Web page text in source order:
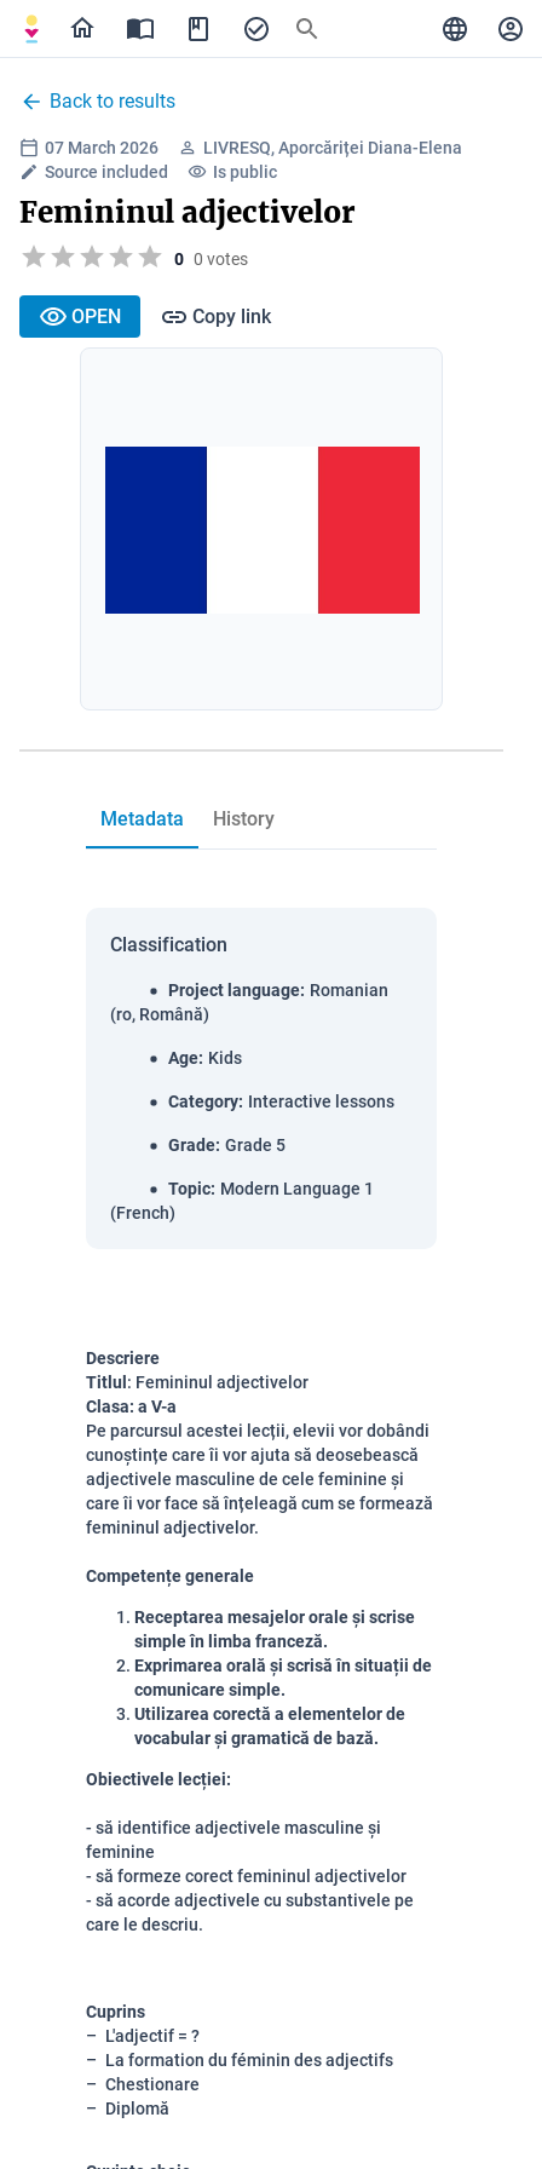
Back to results
07 March 2026
LIVRESQ, Aporcăriței Diana-Elena
Source included
Is public
Femininul adjectivelor
0 0 votes
OPEN Copy link
Metadata History
Classification
Project language: Romanian
(ro, Română)
Age: Kids
Category: Interactive lessons
Grade: Grade 5
Topic: Modern Language 1
(French)
Descriere
Titlul : Femininul adjectivelor
Clasa: a V-a
Pe parcursul acestei lecții, elevii vor dobândi
cunoștințe care îi vor ajuta să deosebească
adjectivele masculine de cele feminine și
care îi vor face să înțeleagă cum se formează
femininul adjectivelor.
Competențe generale
Receptarea mesajelor orale și scrise
simple în limba franceză.
Exprimarea orală și scrisă în situații de
comunicare simple.
Utilizarea corectă a elementelor de
vocabular și gramatică de bază.
Obiectivele lecției:
- să identifice adjectivele masculine și
feminine
- să formeze corect femininul adjectivelor
- să acorde adjectivele cu substantivele pe
care le descriu.
Cuprins
L'adjectif = ?
La formation du féminin des adjectifs
Chestionare
Diplomă